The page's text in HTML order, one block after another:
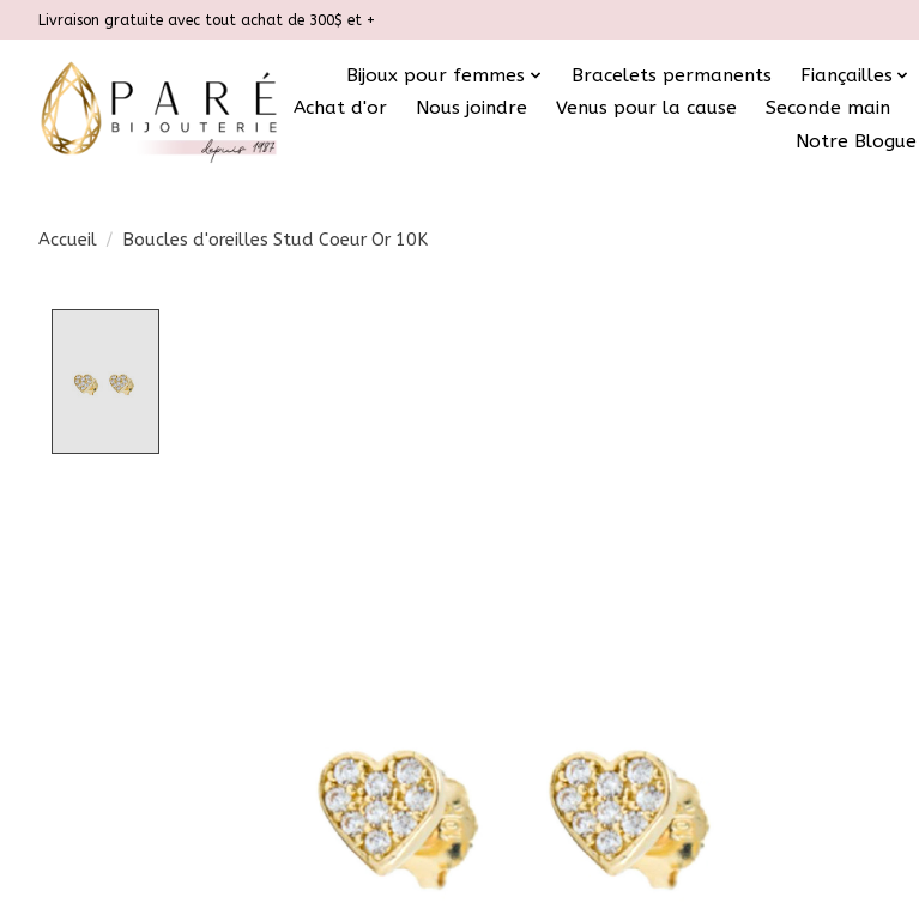
Livraison gratuite avec tout achat de 300$ et +
Bijoux pour femmes Bracelets permanents Fiançailles
Achat d'or
Nous joindre Venus pour la cause Seconde main
Notre Blogue
Accueil / Boucles d'oreilles Stud Coeur Or 10K